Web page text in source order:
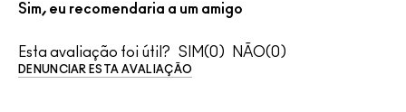
Sim, eu recomendaria a um amigo
Esta avaliação foi útil? 0 0
DENUNCIAR ESTA AVALIAÇÃO